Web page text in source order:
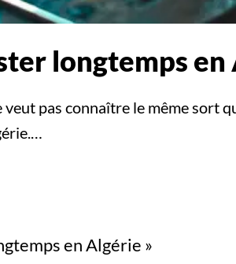
longtemps en
pas connaître le même sort